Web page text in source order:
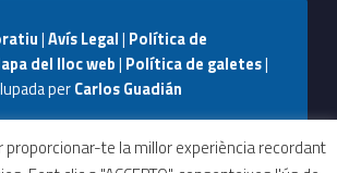
|Avís Legal| Política de
del lloc web| Política de galetes|
perCarlos Guadián
nos a WhatsApp
Back to top ↑
proporcionar-te la millor experiència recordant